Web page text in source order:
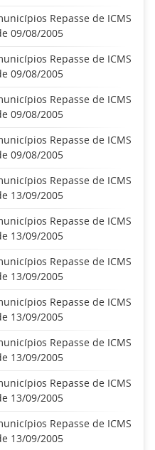
Repasse de ICMS
09/08/2005
Repasse de ICMS
09/08/2005
Repasse de ICMS
09/08/2005
Repasse de ICMS
09/08/2005
Repasse de ICMS
13/09/2005
Repasse de ICMS
13/09/2005
Repasse de ICMS
13/09/2005
Repasse de ICMS
13/09/2005
Repasse de ICMS
13/09/2005
Repasse de ICMS
13/09/2005
Repasse de ICMS
13/09/2005